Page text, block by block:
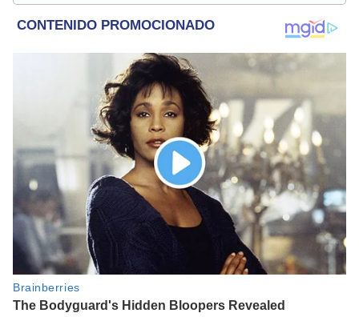
comunidades nativas y apoyo social.